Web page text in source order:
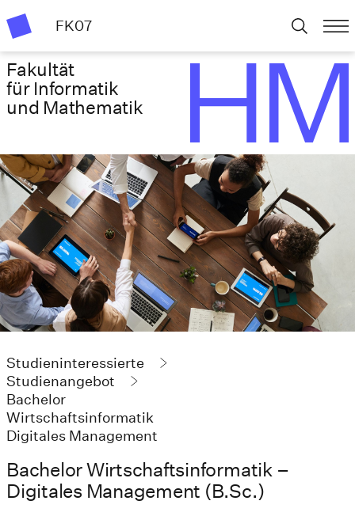
FK07
Fakultät
für Informatik
und Mathematik
Studieninteressierte
Studienangebot
Bachelor
Wirtschaftsinformatik
Digitales Management
Bachelor Wirtschaftsinformatik –
Digitales Management (B.Sc.)